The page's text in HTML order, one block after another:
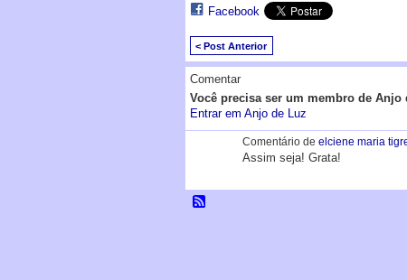
Facebook
< Post Anterior
Comentar
Você precisa ser um membro de
Entrar em Anjo de Luz
Comentário de elciene maria
Assim seja! Grata!